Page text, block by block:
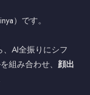
）です。
AI全振りにシフ
組み合わせ、 顔出